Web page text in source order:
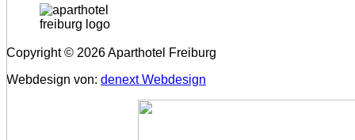
Copyright © 2026 Aparthotel Freiburg
Webdesign von: denext Webdesign